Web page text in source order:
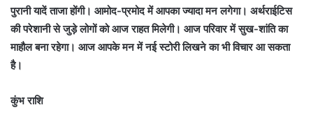
पुरानी यादें ताजा होंगी। आमोद-प्रमोद में आपका ज्यादा मन लगेगा। अर्थराईटिस
की परेशानी से जुड़े लोगों को आज राहत मिलेगी। आज परिवार में सुख-शांति का
माहौल बना रहेगा। आज आपके मन में नई स्टोरी लिखने का भी विचार आ सकता
है।
कुंभ राशि